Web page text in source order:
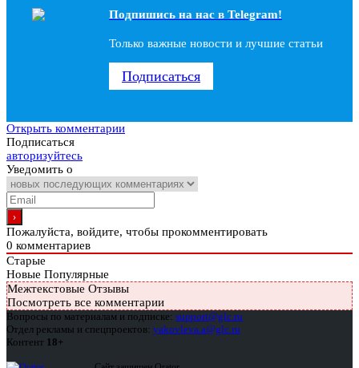
Подпишись на наc в Telegram!
Только важные новости и лучшие статьи
Подписаться
Открыть комментарии
Подписаться
авторизуйтесь
Уведомить о
Пожалуйста, войдите, чтобы прокомментировать
0 комментариев
Старые
Новые Популярные
Межтекстовые Отзывы
Посмотреть все комментарии
Вопросы по материалам и подписке: support@glc.ru
Отдел рекламы и спецпроектов: yakovleva.a@glc.ru
Контент 18+